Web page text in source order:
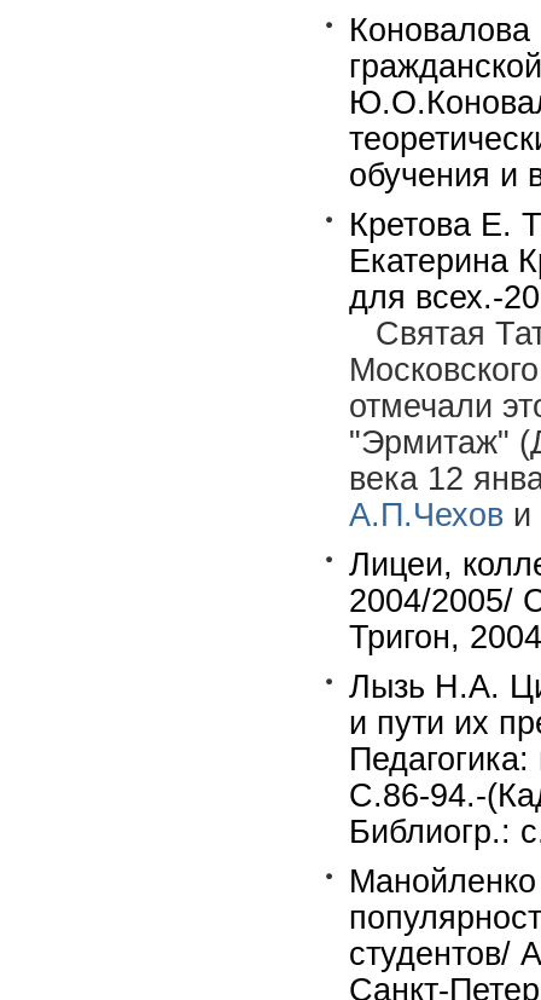
обучения и
Кретова Е.
Екатерина
для всех.-
Святая
отмечали
"Эрмитаж"
века 12
А.П.Чехов и
Лицеи,
2004/2005/
Тригон,
Лызь Н.А.
и пути их
С.86-94.-
Библиогр.:
студентов/
Санкт-